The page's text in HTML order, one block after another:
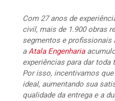
Com 27 anos de
civil, mais de 1.900 obras
segmentos e profissionais
aAtala Engenharia
experiências para dar toda
Por isso, incentivamos
ideal, aumentando sua
qualidade da entrega e a